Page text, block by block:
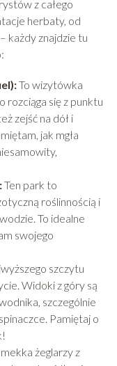
z całego
herbaty, od
każdy znajdzie tu
To wizytówka
rozciąga się z punktu
zejść na dół i
jak mgła
Ten park to
roślinnością i
To idealne
swojego
szczytu
Widoki z góry są
szczególnie
Pamiętaj o
żeglarzy z